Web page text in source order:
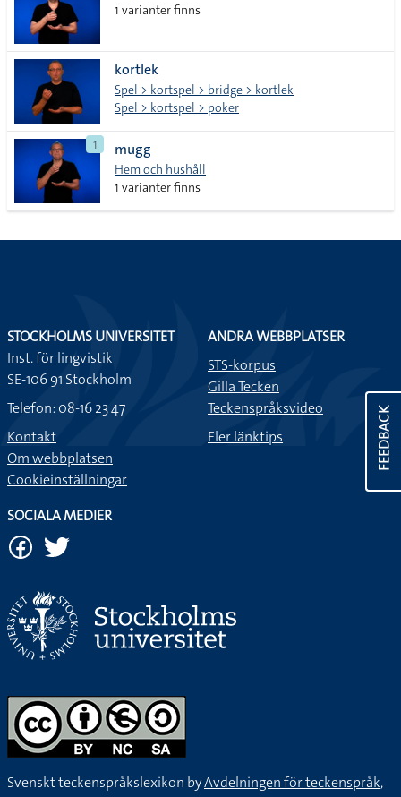
1 varianter finns
kortlek
Spel > kortspel > bridge > kortlek
Spel > kortspel > poker
1 mugg
Hem och hushåll
1 varianter finns
FEEDBACK
STOCKHOLMS UNIVERSITET
Inst. för lingvistik
SE-106 91 Stockholm
Telefon: 08-16 23 47
Kontakt
Om webbplatsen
Cookieinställningar
ANDRA WEBBPLATSER
STS-korpus
Gilla Tecken
Teckenspråksvideo
Fler länktips
SOCIALA MEDIER
Svenskt teckenspråkslexikon byAvdelningen för teckenspråk,